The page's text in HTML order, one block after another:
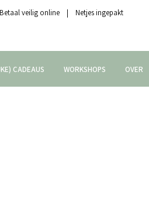
veilig online | Netjes ingepakt
CADEAUS WORKSHOPS OVER